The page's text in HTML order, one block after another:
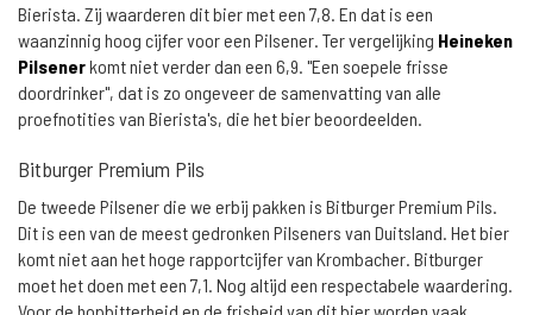
Bierista. Zij waarderen dit bier met een 7,8. En dat is een
waanzinnig hoog cijfer voor een Pilsener. Ter vergelijking Heineken
Pilsenerkomt niet verder dan een 6,9. "Een soepele frisse
doordrinker", dat is zo ongeveer de samenvatting van alle
proefnotities van Bierista's, die het bier beoordeelden.
Bitburger Premium Pils
De tweede Pilsener die we erbij pakken is Bitburger Premium Pils.
Dit is een van de meest gedronken Pilseners van Duitsland. Het bier
komt niet aan het hoge rapportcijfer van Krombacher. Bitburger
moet het doen met een 7,1. Nog altijd een respectabele waardering.
Voor de hopbitterheid en de frisheid van dit bier worden vaak